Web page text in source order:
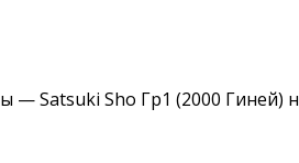
Satsuki Sho Гр1 (2000